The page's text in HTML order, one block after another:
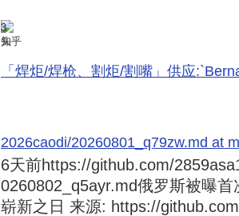
3
知乎
「焊炬/焊枪、割炬/割嘴」供应
2026caodi/20260801_q79zw.md at
6天前https://github.com/
0260802_q5ayr.md俄罗斯被曝
崭新之日 来源: https://